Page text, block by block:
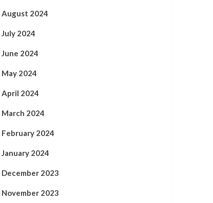
August 2024
July 2024
June 2024
May 2024
April 2024
March 2024
February 2024
January 2024
December 2023
November 2023